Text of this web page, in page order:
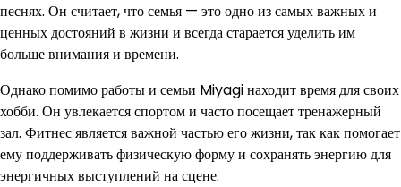
песнях. Он считает, что семья — это одно из самых важных и
ценных достояний в жизни и всегда старается уделить им
больше внимания и времени.
Однако помимо работы и семьи Miyagi находит время для своих
хобби. Он увлекается спортом и часто посещает тренажерный
зал. Фитнес является важной частью его жизни, так как помогает
ему поддерживать физическую форму и сохранять энергию для
энергичных выступлений на сцене.